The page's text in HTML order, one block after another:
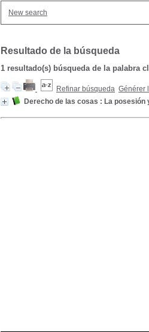
New search
Resultado de la búsqueda
1 resultado(s) búsqueda de la palabra
Refinar búsqueda Générer
Derecho de las cosas : La